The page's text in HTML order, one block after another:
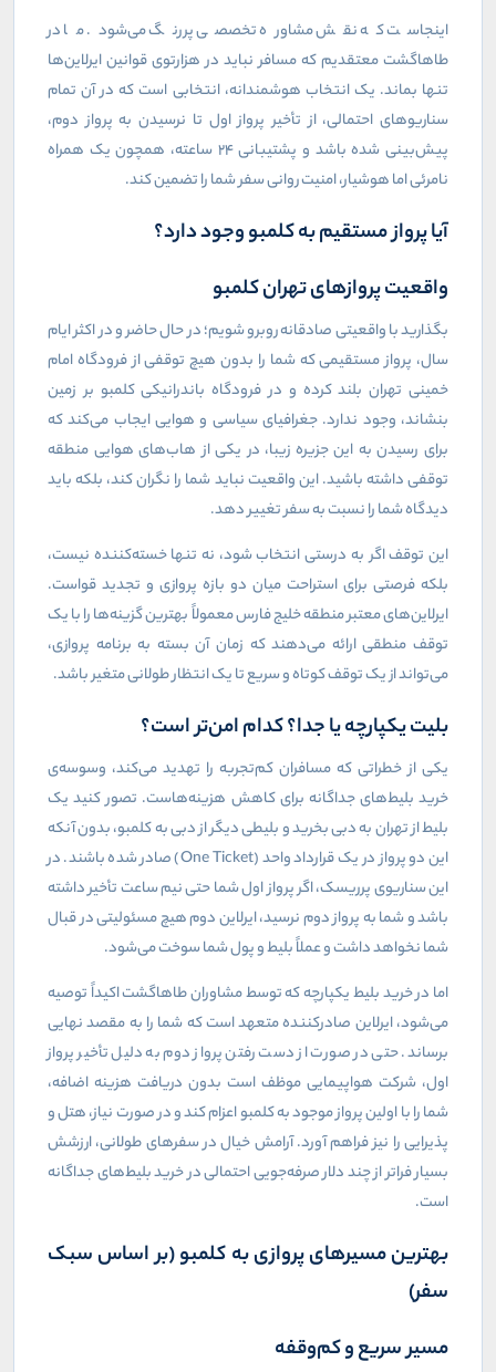
اینجاست که نقش مشاوره تخصصی پررنگ می‌شود. ما در
طاهاگشت معتقدیم که مسافر نباید در هزارتوی قوانین ایرلاین‌ها
تنها بماند. یک انتخاب هوشمندانه، انتخابی است که در آن تمام
سناریوهای احتمالی، از تأخیر پرواز اول تا نرسیدن به پرواز دوم،
پیش‌بینی شده باشد و پشتیبانی ۲۴ ساعته، همچون یک همراه
نامرئی اما هوشیار، امنیت روانی سفر شما را تضمین کند.
آیا پرواز مستقیم به کلمبو وجود دارد؟
واقعیت پروازهای تهران کلمبو
بگذارید با واقعیتی صادقانه روبرو شویم؛ در حال حاضر و در اکثر ایام
سال، پرواز مستقیمی که شما را بدون هیچ توقفی از فرودگاه امام
خمینی تهران بلند کرده و در فرودگاه باندرانیکی کلمبو بر زمین
بنشاند، وجود ندارد. جغرافیای سیاسی و هوایی ایجاب می‌کند که
برای رسیدن به این جزیره زیبا، در یکی از هاب‌های هوایی منطقه
توقفی داشته باشید. این واقعیت نباید شما را نگران کند، بلکه باید
دیدگاه شما را نسبت به سفر تغییر دهد.
این توقف اگر به درستی انتخاب شود، نه تنها خسته‌کننده نیست،
بلکه فرصتی برای استراحت میان دو بازه پروازی و تجدید قواست.
ایرلاین‌های معتبر منطقه خلیج فارس معمولاً بهترین گزینه‌ها را با یک
توقف منطقی ارائه می‌دهند که زمان آن بسته به برنامه پروازی،
می‌تواند از یک توقف کوتاه و سریع تا یک انتظار طولانی متغیر باشد.
بلیت یکپارچه یا جدا؟ کدام امن‌تر است؟
یکی از خطراتی که مسافران کم‌تجربه را تهدید می‌کند، وسوسه‌ی
خرید بلیط‌های جداگانه برای کاهش هزینه‌هاست. تصور کنید یک
بلیط از تهران به دبی بخرید و بلیطی دیگر از دبی به کلمبو، بدون آنکه
این دو پرواز در یک قرارداد واحد (One Ticket) صادر شده باشند. در
این سناریوی پرریسک، اگر پرواز اول شما حتی نیم ساعت تأخیر داشته
باشد و شما به پرواز دوم نرسید، ایرلاین دوم هیچ مسئولیتی در قبال
شما نخواهد داشت و عملاً بلیط و پول شما سوخت می‌شود.
اما در خرید بلیط یکپارچه که توسط مشاوران طاهاگشت اکیداً توصیه
می‌شود، ایرلاین صادرکننده متعهد است که شما را به مقصد نهایی
برساند. حتی در صورت از دست رفتن پرواز دوم به دلیل تأخیر پرواز
اول، شرکت هواپیمایی موظف است بدون دریافت هزینه اضافه،
شما را با اولین پرواز موجود به کلمبو اعزام کند و در صورت نیاز، هتل و
پذیرایی را نیز فراهم آورد. آرامش خیال در سفرهای طولانی، ارزشش
بسیار فراتر از چند دلار صرفه‌جویی احتمالی در خرید بلیط‌های جداگانه
است.
بهترین مسیرهای پروازی به کلمبو (بر اساس سبک
سفر)
مسیر سریع و کم‌وقفه